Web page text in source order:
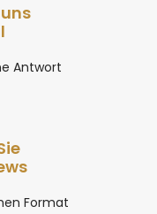
Antwort
Format